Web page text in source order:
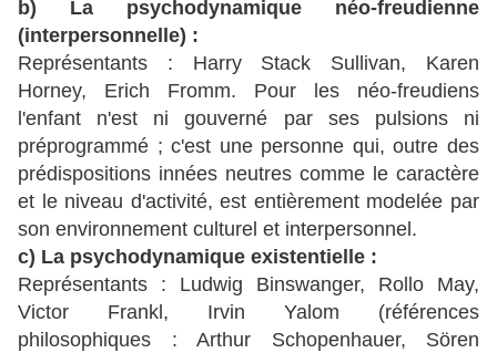
b) La psychodynamique néo-freudienne
(interpersonnelle) :
Représentants : Harry Stack Sullivan, Karen
Horney, Erich Fromm. Pour les néo-freudiens
l'enfant n'est ni gouverné par ses pulsions ni
préprogrammé ; c'est une personne qui, outre des
prédispositions innées neutres comme le caractère
et le niveau d'activité, est entièrement modelée par
son environnement culturel et interpersonnel.
c) La psychodynamique existentielle :
Représentants : Ludwig Binswanger, Rollo May,
Victor Frankl, Irvin Yalom (références
philosophiques : Arthur Schopenhauer, Sören